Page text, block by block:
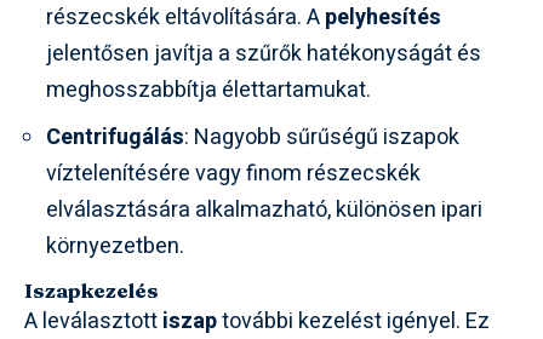
részecskék eltávolítására. Apelyhesítés
jelentősen javítja a szűrők hatékonyságát és
meghosszabbítja élettartamukat.
Centrifugálás: Nagyobb sűrűségű iszapok
víztelenítésére vagy finom részecskék
elválasztására alkalmazható, különösen ipari
környezetben.
Iszapkezelés
A leválasztottiszaptovábbi kezelést igényel. Ez